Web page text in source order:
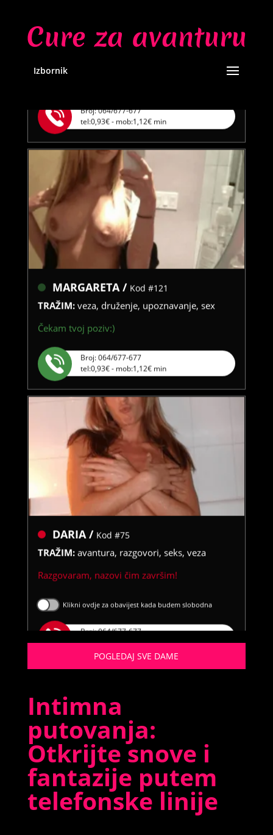
Izbornik
TRAŽIM:
avantura, razgovori, seks, veza
Razgovaram, nazovi čim završim!
tel:0,93€ - mob:1,12€ min
MARGARETA / Kod #121
TRAŽIM:
veza, druženje, upoznavanje, sex
Čekam tvoj poziv:)
Broj: 064/677-677
tel:0,93€ - mob:1,12€ min
DARIA / Kod #75
TRAŽIM:
avantura, razgovori, seks, veza
Razgovaram, nazovi čim završim!
Broj: 064/677-677
MARGARETA /Kod #121
POGLEDAJ SVE DAME
Intimna
putovanja:
Otkrijte snove i
fantazije putem
telefonske linije